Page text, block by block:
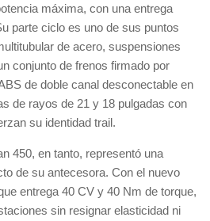
máxima, con una entrega
parte ciclo es uno de sus puntos
de acero, suspensiones
conjunto de frenos firmado por
de doble canal desconectable en
de rayos de 21 y 18 pulgadas con
su identidad trail.
450, en tanto, representó una
de su antecesora. Con el nuevo
entrega 40 CV y 40 Nm de torque,
sin resignar elasticidad ni